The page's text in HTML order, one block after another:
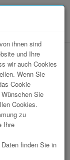
ihnen sind
und Ihre
wir auch Cookies
Wenn Sie
Cookie
Sie
Cookies.
zu
Ihre
finden Sie in